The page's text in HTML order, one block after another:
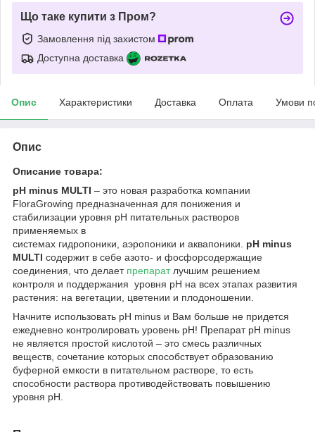
Що таке купити з Пром?
Замовлення під захистом
Доступна доставка
Опис Характеристики Доставка Оплата Умови
Опис
Описание товара:
pH minus MULTI – это новая разработка компании
FloraGrowing предназначенная для понижения и
стабилизации уровня pH питательных растворов
применяемых в
системах гидропоники, аэропоники и аквапоники. pH minus
MULTI содержит в себе азото- и фосфорсодержащие
соединения, что делает препаратлучшим решением
контроля и поддержания уровня pH на всех этапах развития
растения: на вегетации, цветении и плодоношении.
Начните использовать pH minus и Вам больше не придется
ежедневно контролировать уровень pH! Препарат pH minus
не является простой кислотой – это смесь различных
веществ, сочетание которых способствует образованию
буферной емкости в питательном растворе, то есть
способности раствора противодействовать повышению
уровня pH.